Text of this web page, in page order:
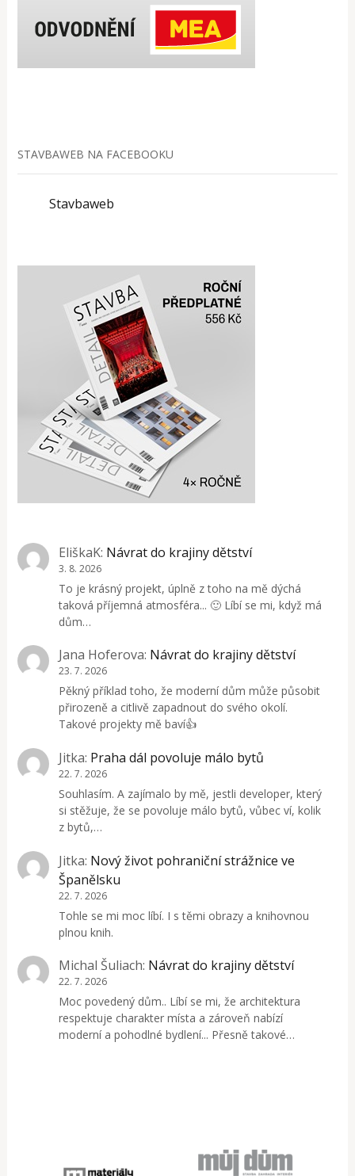
STAVBAWEB NA FACEBOOKU
Stavbaweb
EliškaK: Návrat do krajiny dětství
3. 8. 2026
To je krásný projekt, úplně z toho na mě dýchá
taková příjemná atmosféra... 🙂 Líbí se mi, když má
dům…
Jana Hoferova: Návrat do krajiny dětství
23. 7. 2026
Pěkný příklad toho, že moderní dům může působit
přirozeně a citlivě zapadnout do svého okolí.
Takové projekty mě baví👍
Jitka: Praha dál povoluje málo bytů
22. 7. 2026
Souhlasím. A zajímalo by mě, jestli developer, který
si stěžuje, že se povoluje málo bytů, vůbec ví, kolik
z bytů,…
Jitka: Nový život pohraniční strážnice ve
Španělsku
22. 7. 2026
Tohle se mi moc líbí. I s těmi obrazy a knihovnou
plnou knih.
Michal Šuliach: Návrat do krajiny dětství
22. 7. 2026
Moc povedený dům.. Líbí se mi, že architektura
respektuje charakter místa a zároveň nabízí
moderní a pohodlné bydlení... Přesně takové…